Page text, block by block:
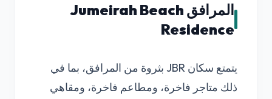
المرافق Jumeirah Beach
Residence
يتمتع سكان JBR بثروة من المرافق، بما في
ذلك متاجر فاخرة، ومطاعم فاخرة، ومقاهي